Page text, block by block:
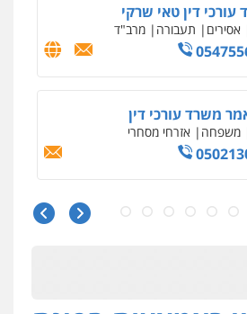
עורכי דין טאי שרקי
אסירים תעבורה מרב"ד
משרד עורכי דין
משפחה אזרחי מסחרי
– משרד עורכי דין